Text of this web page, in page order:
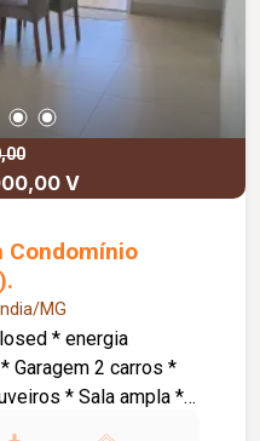
condicionado, móveis
externo:
banheiro e ar
externa climatizada:
churrasqueira,
Área de Lazer
e bancadas em
futebol; Galinheiro;
de todo o
V
Condomínio
MG
* energia
Garagem 2 carros *
ampla *